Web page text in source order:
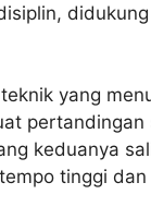
yang
keduanya
tinggi